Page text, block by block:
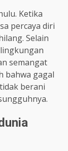
Ketika
percaya diri
Selain
semangat
bahwa gagal
berani